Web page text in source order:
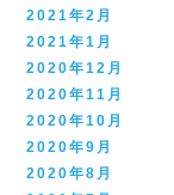
2021年2月
2021年1月
2020年12月
2020年11月
2020年10月
2020年9月
2020年8月